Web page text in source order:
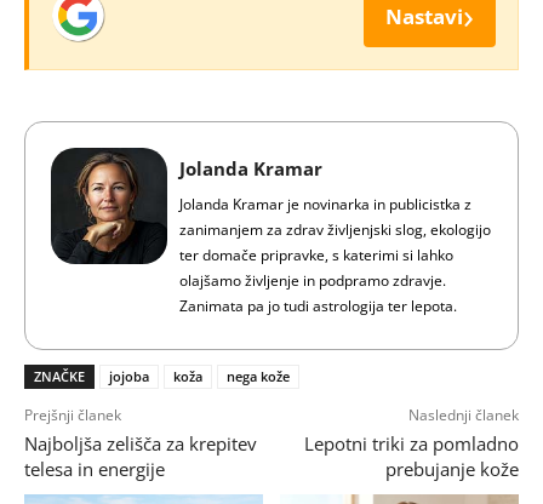
Nastavi›
Jolanda Kramar
Jolanda Kramar je novinarka in publicistka z
zanimanjem za zdrav življenjski slog, ekologijo
ter domače pripravke, s katerimi si lahko
olajšamo življenje in podpramo zdravje.
Zanimata pa jo tudi astrologija ter lepota.
ZNAČKE jojoba koža nega kože
Prejšnji članek
Najboljša zelišča za krepitev
telesa in energije
Naslednji članek
Lepotni triki za pomladno
prebujanje kože